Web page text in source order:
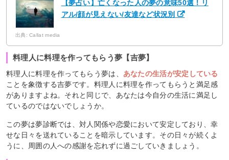
【夢占い】亡くなった人の夢の意味50選！リ
アル/顔が見えない/友達など状況別
出典: Callat media
料理人に料理を作ってもらう夢【吉夢】
料理人に料理を作ってもらう夢は、 あなたの生活が安定している
ことを象徴する吉夢です。料理人に料理を作ってもらうと満足感
がありますよね。それと同じで、あなたは今自分の生活に満足し
ているのではないでしょうか。
この夢は夢診断では、対人関係や恋愛において安定しており、幸
せな日々を送れていることを暗示しています。その日々が続くよ
うに、周囲の人への感謝を忘れずに過ごしていきましょう。